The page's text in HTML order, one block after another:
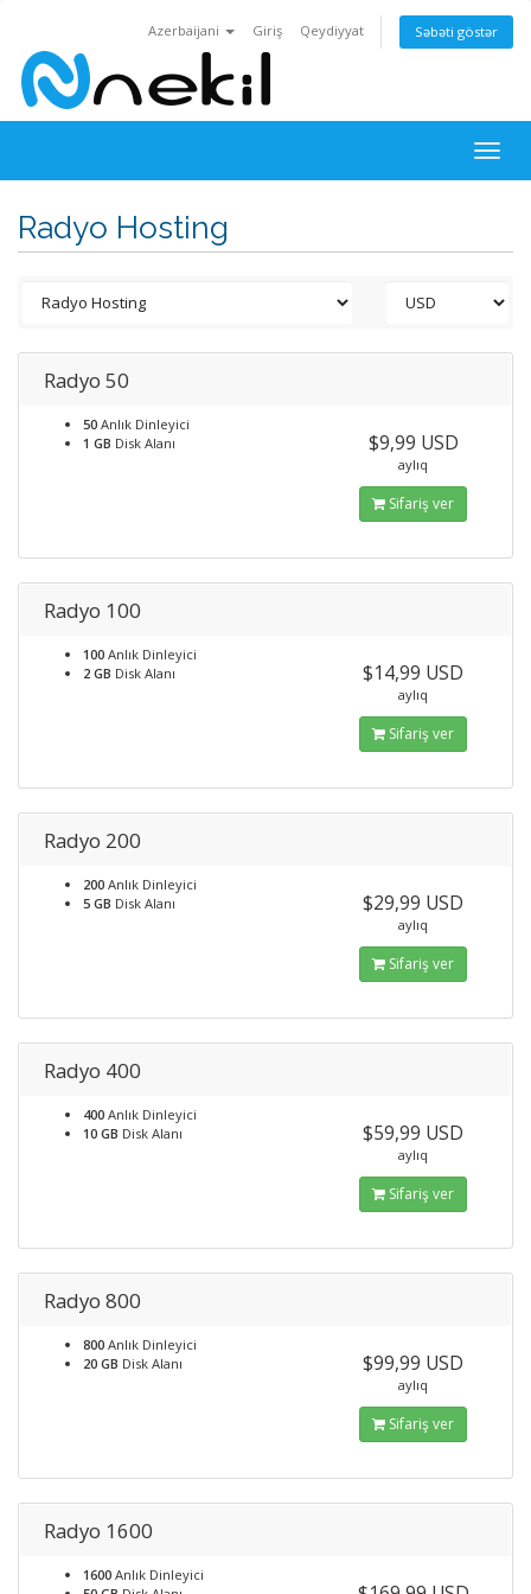
Azerbaijani Giriş Qeydiyyat Səbəti göstər
Radyo Hosting
Radyo 50
50 Anlık Dinleyici
1 GB Disk Alanı $9,99 USD
aylıq
Sifariş ver
Radyo 100
100 Anlık Dinleyici
2 GB Disk Alanı $14,99 USD
aylıq
Sifariş ver
Radyo 200
200 Anlık Dinleyici
5 GB Disk Alanı $29,99 USD
aylıq
Sifariş ver
Radyo 400
400 Anlık Dinleyici
10 GB Disk Alanı $59,99 USD
aylıq
Sifariş ver
Radyo 800
800 Anlık Dinleyici
20 GB Disk Alanı $99,99 USD
aylıq
Sifariş ver
Radyo 1600
1600 Anlık Dinleyici